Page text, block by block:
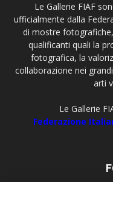
Le Gallerie FIAF
ufficialmente dalla
di mostre
qualificanti quali la
fotografica, la
collaborazione nei
arti
Le Gallerie
Federazione